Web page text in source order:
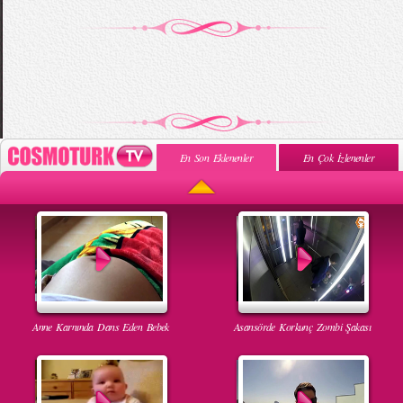
En Son Eklenenler En Çok İzlenenler
Anne Karnında Dans Eden Bebek Asansörde Korkunç Zombi Şakası